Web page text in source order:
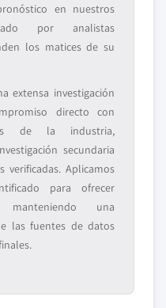
en nuestros
por analistas
los matices de su
extensa investigación
directo con
de la industria,
secundaria
verificadas. Aplicamos
para ofrecer
manteniendo una
las fuentes de datos